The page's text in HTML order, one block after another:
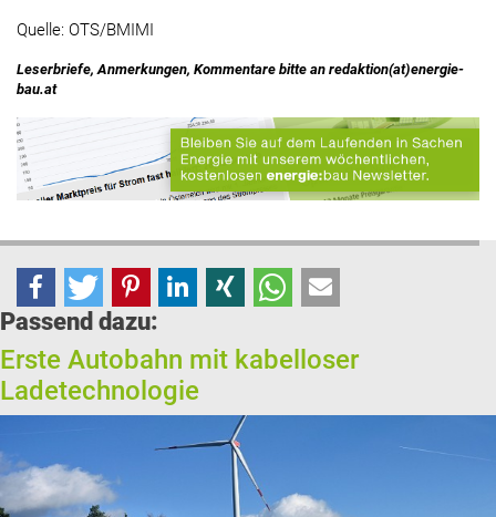
Quelle: OTS/BMIMI
Leserbriefe, Anmerkungen, Kommentare bitte an redaktion(at)energie-
bau.at
Passend dazu:
Erste Autobahn mit kabelloser
Ladetechnologie